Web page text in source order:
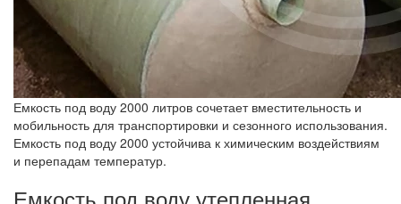
Емкость под воду 2000 литров сочетает вместительность и
мобильность для транспортировки и сезонного использования.
Емкость под воду 2000 устойчива к химическим воздействиям
и перепадам температур.